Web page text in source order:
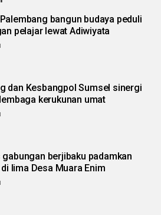
bangun budaya peduli
pelajar lewat Adiwiyata
dan Kesbangpol Sumsel sinergi
kerukunan umat
gabungan berjibaku padamkan
lima Desa Muara Enim